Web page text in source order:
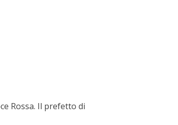
Rossa. Il prefetto di